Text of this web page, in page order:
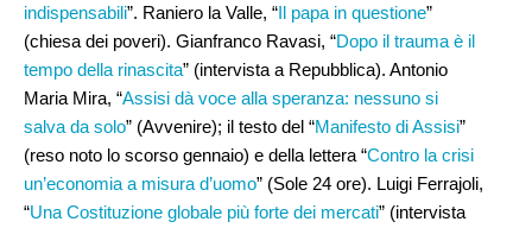
indispensabili”. Raniero la Valle, “Il papa in questione”
(chiesa dei poveri). Gianfranco Ravasi, “Dopo il trauma è il
tempo della rinascita” (intervista a Repubblica). Antonio
Maria Mira, “Assisi dà voce alla speranza: nessuno si
salva da solo” (Avvenire); il testo del “Manifesto di Assisi”
(reso noto lo scorso gennaio) e della lettera “Contro la crisi
un’economia a misura d’uomo” (Sole 24 ore). Luigi Ferrajoli,
“Una Costituzione globale più forte dei mercati” (intervista